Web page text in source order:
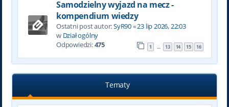
Samodzielny wyjazd na mecz -
kompendium wiedzy
Ostatni post autor:SyR90«23 lip 2026, 22:03
w Dział ogólny
Odpowiedzi:475 1 … 13 14 15 16
Tematy